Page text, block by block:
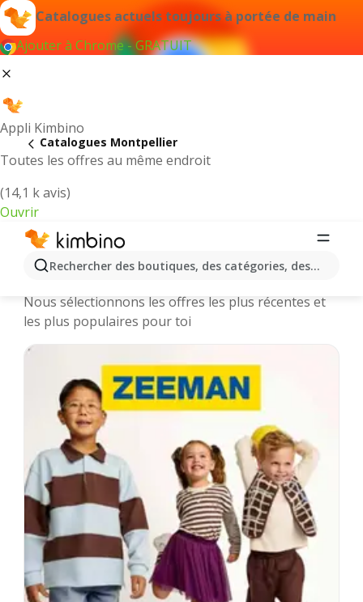
Catalogues actuels toujours à portée de main
Ajouter à Chrome - GRATUIT
Appli Kimbino
Toutes les offres au même endroit
(14,1 k avis)
Ouvrir
Rechercher des boutiques, des catégories, des
Catalogues Montpellier
Montpellier || Catalogues et
Nous sélectionnons les offres les plus récentes et
les plus populaires pour toi